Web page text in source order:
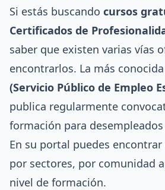
Si estás buscando cursos
Certificados de
saber que existen varias vías
encontrarlos. La más conocida
(Servicio Público de Empleo
publica regularmente
formación para
En su portal puedes
por sectores, por comunidad
nivel de formación.